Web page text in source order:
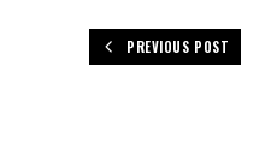
PREVIOUS POST